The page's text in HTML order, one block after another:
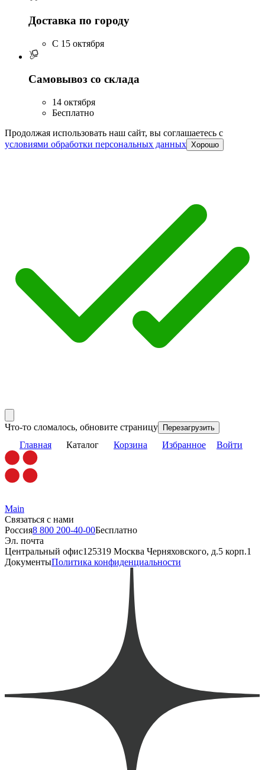
Доставка по городу
C 15 октября
Самовывоз со склада
14 октября
Бесплатно
Продолжая использовать наш сайт, вы соглашаетесь c
условиями обработки персональных данных Хорошо
Что-то сломалось, обновите страницу Перезагрузить
Главная Каталог Корзина Избранное Войти
Main
Связаться с нами
Россия8 800 200-40-00Бесплатно
Эл. почта
Центральный офис125319 Москва Черняховского, д.5 корп.1
ДокументыПолитика конфиденциальности